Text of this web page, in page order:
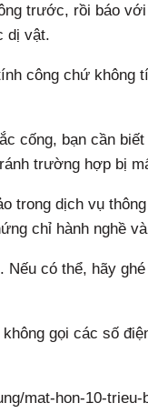
trước, rồi báo
dị vật.
công chứ
cống, bạn cần
trường hợp bị
trong dịch vụ
chỉ hành nghề
có thể, hãy
gọi các số
mat-hon-10-